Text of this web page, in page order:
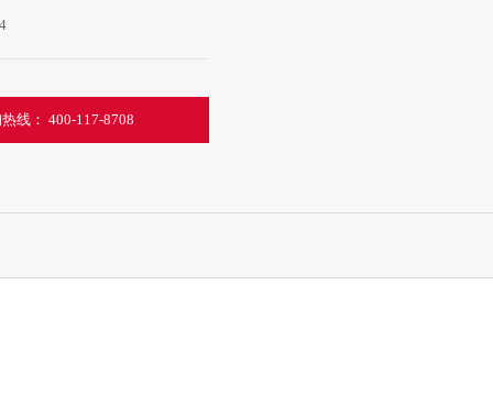
线： 400-117-8708